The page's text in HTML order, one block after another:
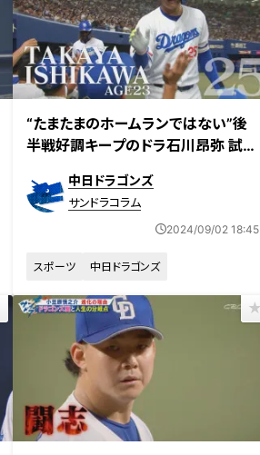
“たまたまのホームランではない”後
半戦好調キープのドラ石川昂弥 試行
中日ドラゴンズ
サンドラコラム
2024/09/02 18:45
スポーツ 中日ドラゴンズ